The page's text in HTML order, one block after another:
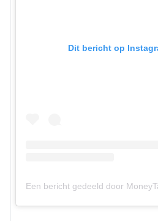
Dit bericht op